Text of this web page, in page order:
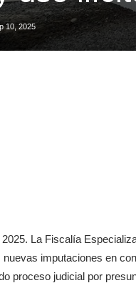
10, 2025
La Fiscalía
imputaciones en
proceso judicial por